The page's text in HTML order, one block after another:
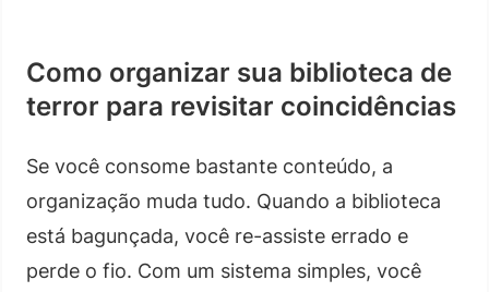
Como organizar sua biblioteca de
terror para revisitar coincidências
Se você consome bastante conteúdo, a
organização muda tudo. Quando a biblioteca
está bagunçada, você re-assiste errado e
perde o fio. Com um sistema simples, você